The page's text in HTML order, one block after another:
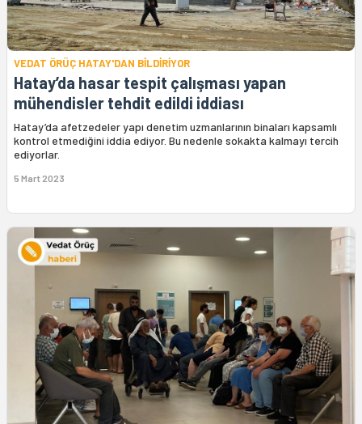
VEDAT ÖRÜÇ HATAY'DAN BİLDİRİYOR
Hatay’da hasar tespit çalışması yapan
mühendisler tehdit edildi iddiası
Hatay’da afetzedeler yapı denetim uzmanlarının binaları kapsamlı
kontrol etmediğini iddia ediyor. Bu nedenle sokakta kalmayı tercih
ediyorlar.
5 Mart 2023